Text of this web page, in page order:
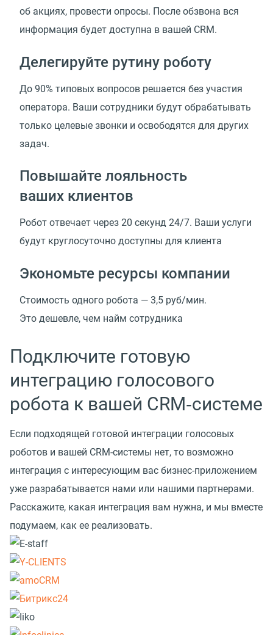
об акциях, провести опросы. После обзвона вся
информация будет доступна в вашей CRM.
Делегируйте рутину роботу
До 90% типовых вопросов решается без участия
оператора. Ваши сотрудники будут обрабатывать
только целевые звонки и освободятся для других
задач.
Повышайте лояльность
ваших клиентов
Робот отвечает через 20 секунд 24/7. Ваши услуги
будут круглосуточно доступны для клиента
Экономьте ресурсы компании
Стоимость одного робота — 3,5 руб/мин.
Это дешевле, чем найм сотрудника
Подключите готовую
интеграцию голосового
робота к вашей CRM‑системе
Если подходящей готовой интеграции голосовых
роботов и вашей CRM-системы нет, то возможно
интеграция с интересующим вас бизнес-приложением
уже разрабатывается нами или нашими партнерами.
Расскажите, какая интеграция вам нужна, и мы вместе
подумаем, как ее реализовать.